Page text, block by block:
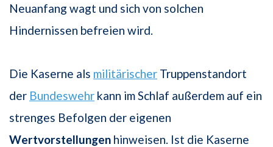
Neuanfang wagt und sich von solchen
Hindernissen befreien wird.
Die Kaserne als militärischer Truppenstandort
der Bundeswehr kann im Schlaf außerdem auf ein
strenges Befolgen der eigenen
Wertvorstellungen hinweisen. Ist die Kaserne